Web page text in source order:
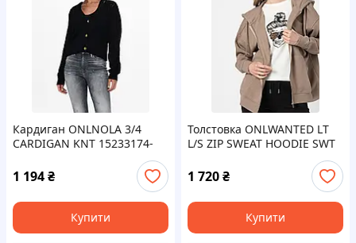
Кардиган ONLNOLA 3/4
CARDIGAN KNT 15233174-
1 194₴
Купити
Толстовка ONLWANTED LT
L/S ZIP SWEAT HOODIE SWT
15244836-Atmosphere ONLY
L Коричневий
1 720₴
Купити